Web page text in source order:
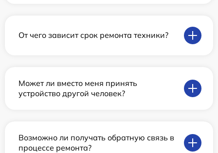
От чего зависит срок ремонта техники?
Может ли вместо меня принять
устройство другой человек?
Возможно ли получать обратную связь в
процессе ремонта?